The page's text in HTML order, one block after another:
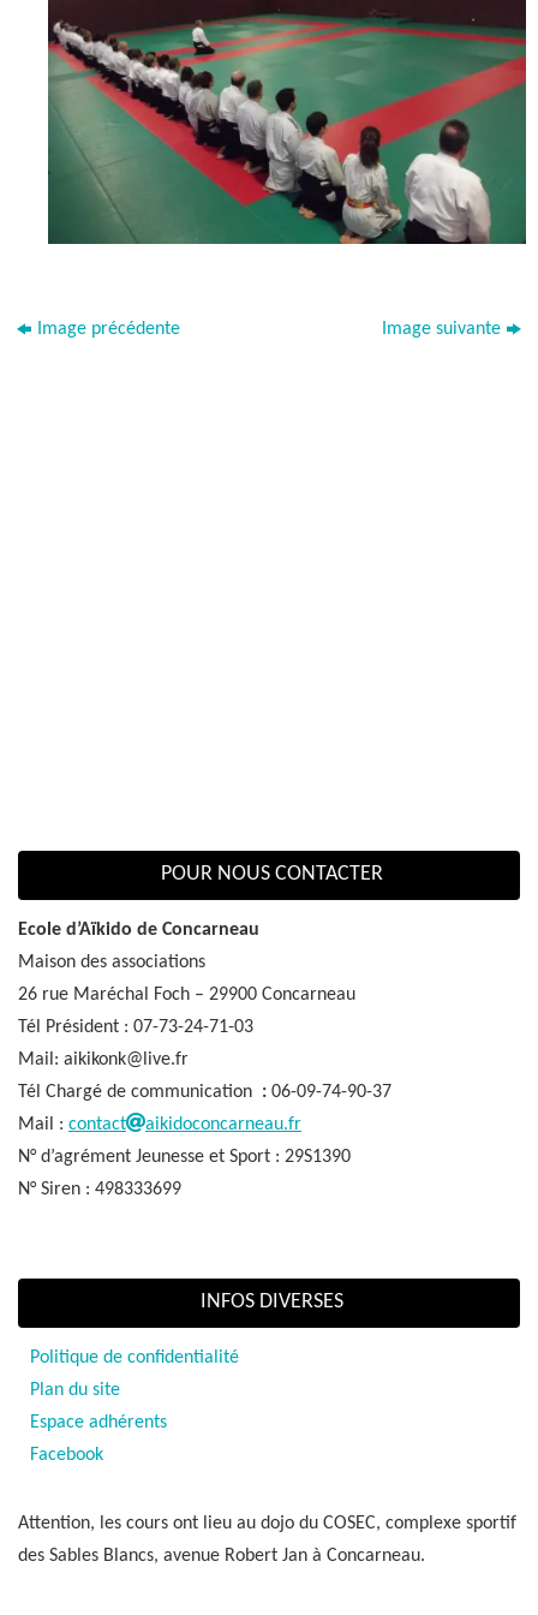
Image précédente Image suivante
POUR NOUS CONTACTER
Ecole d’Aïkido de Concarneau
Maison des associations
26 rue Maréchal Foch – 29900 Concarneau
Tél Président : 07-73-24-71-03
Mail: aikikonk@live.fr
Tél Chargé de communication : 06-09-74-90-37
Mail : contact
aikidoconcarneau.fr
N° d’agrément Jeunesse et Sport : 29S1390
N° Siren : 498333699
INFOS DIVERSES
Politique de confidentialité
Plan du site
Espace adhérents
Facebook
Attention, les cours ont lieu au dojo du COSEC, complexe sportif
des Sables Blancs, avenue Robert Jan à Concarneau.